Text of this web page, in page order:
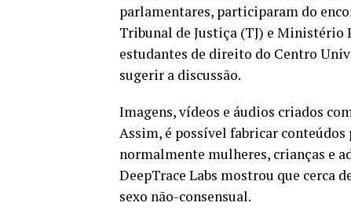
parlamentares, participaram do
Tribunal de Justiça (TJ) e Ministério
estudantes de direito do Centro
sugerir a discussão.
Imagens, vídeos e áudios criados
Assim, é possível fabricar
normalmente mulheres, crianças e
DeepTrace Labs mostrou que cerca
sexo não-consensual.